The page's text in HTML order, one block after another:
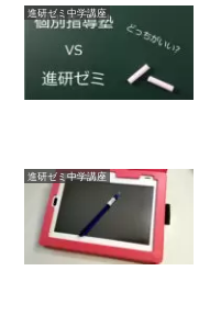
進研ゼミ中学講座
進研ゼミ中学講座